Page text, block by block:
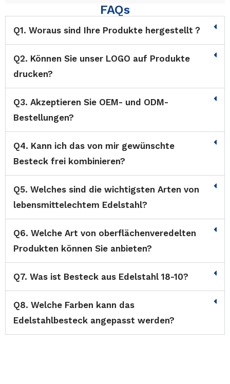
FAQs
Q1. Woraus sind Ihre Produkte hergestellt？
Q2. Können Sie unser LOGO auf Produkte
drucken?
Q3. Akzeptieren Sie OEM- und ODM-
Bestellungen?
Q4. Kann ich das von mir gewünschte
Besteck frei kombinieren?
Q5. Welches sind die wichtigsten Arten von
lebensmittelechtem Edelstahl?
Q6. Welche Art von oberflächenveredelten
Produkten können Sie anbieten?
Q7. Was ist Besteck aus Edelstahl 18-10?
Q8. Welche Farben kann das
Edelstahlbesteck angepasst werden?